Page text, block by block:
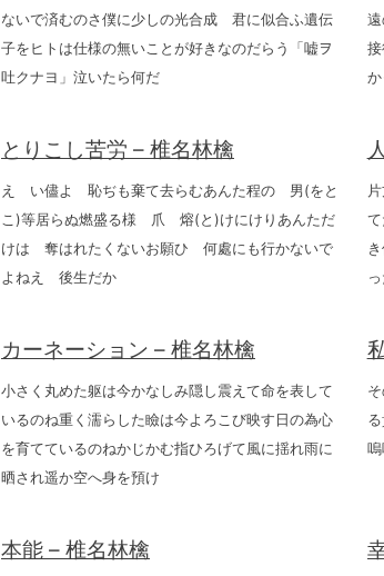
ないで済むのさ僕に少しの光合成 君に似合ふ遺伝
子をヒトは仕様の無いことが好きなのだらう「嘘ヲ
吐クナヨ」泣いたら何だ
とりこし苦労 – 椎名林檎
えゝい儘よ 恥ぢも棄て去らむあんた程の 男(をと
こ)等居らぬ燃盛る様 爪 熔(と)けにけりあんただ
けは 奪はれたくないお願ひ 何處にも行かないで
よねえ 後生だか
カーネーション – 椎名林檎
小さく丸めた躯は今かなしみ隠し震えて命を表して
いるのね重く濡らした瞼は今よろこび映す日の為心
を育てているのねかじかむ指ひろげて風に揺れ雨に
晒され遥か空へ身を預け
本能 – 椎名林檎